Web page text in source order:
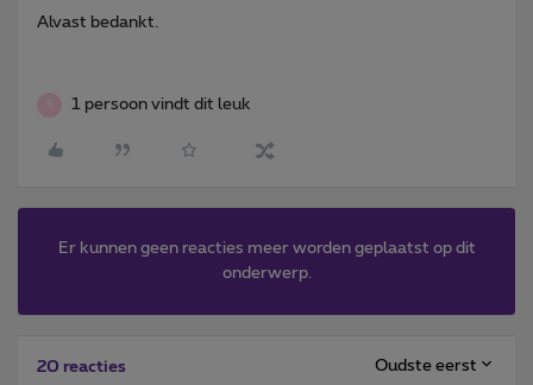
Alvast bedankt.
1 persoon vindt dit leuk
Er kunnen geen reacties meer worden geplaatst op dit
onderwerp.
20 reacties Oudste eerst